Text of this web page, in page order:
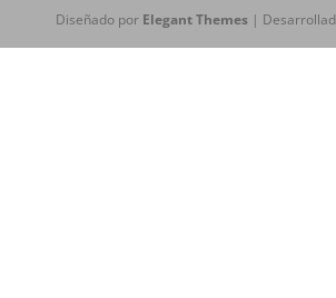
Diseñado por Elegant Themes|